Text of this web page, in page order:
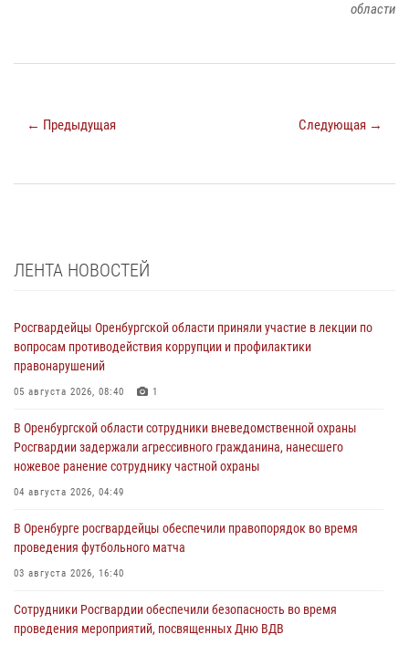
области
← Предыдущая Следующая →
ЛЕНТА НОВОСТЕЙ
Росгвардейцы Оренбургской области приняли участие в лекции по
вопросам противодействия коррупции и профилактики
правонарушений
05 августа 2026, 08:40 1
В Оренбургской области сотрудники вневедомственной охраны
Росгвардии задержали агрессивного гражданина, нанесшего
ножевое ранение сотруднику частной охраны
04 августа 2026, 04:49
В Оренбурге росгвардейцы обеспечили правопорядок во время
проведения футбольного матча
03 августа 2026, 16:40
Сотрудники Росгвардии обеспечили безопасность во время
проведения мероприятий, посвященных Дню ВДВ